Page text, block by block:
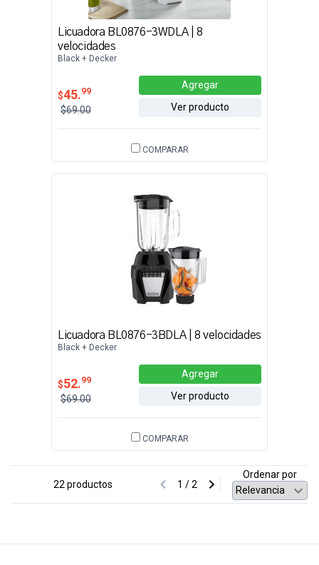
Licuadora BL0876-3WDLA | 8
velocidades
Black + Decker
$45.99
$69.00
Agregar
Ver producto
COMPARAR
Licuadora BL0876-3BDLA | 8 velocidades
Black + Decker
$52.99
$69.00
Agregar
Ver producto
COMPARAR
22 productos 1 / 2
Ordenar por